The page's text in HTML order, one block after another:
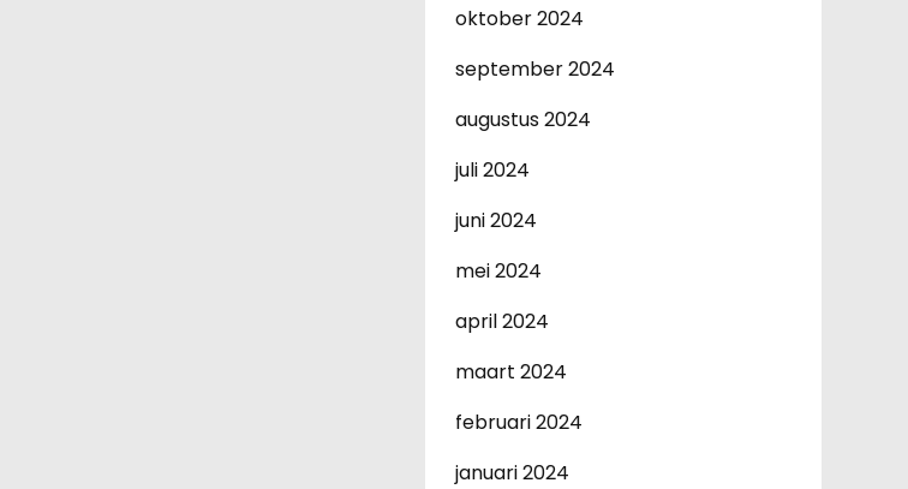
oktober 2024
september 2024
augustus 2024
juli 2024
juni 2024
mei 2024
april 2024
maart 2024
februari 2024
januari 2024